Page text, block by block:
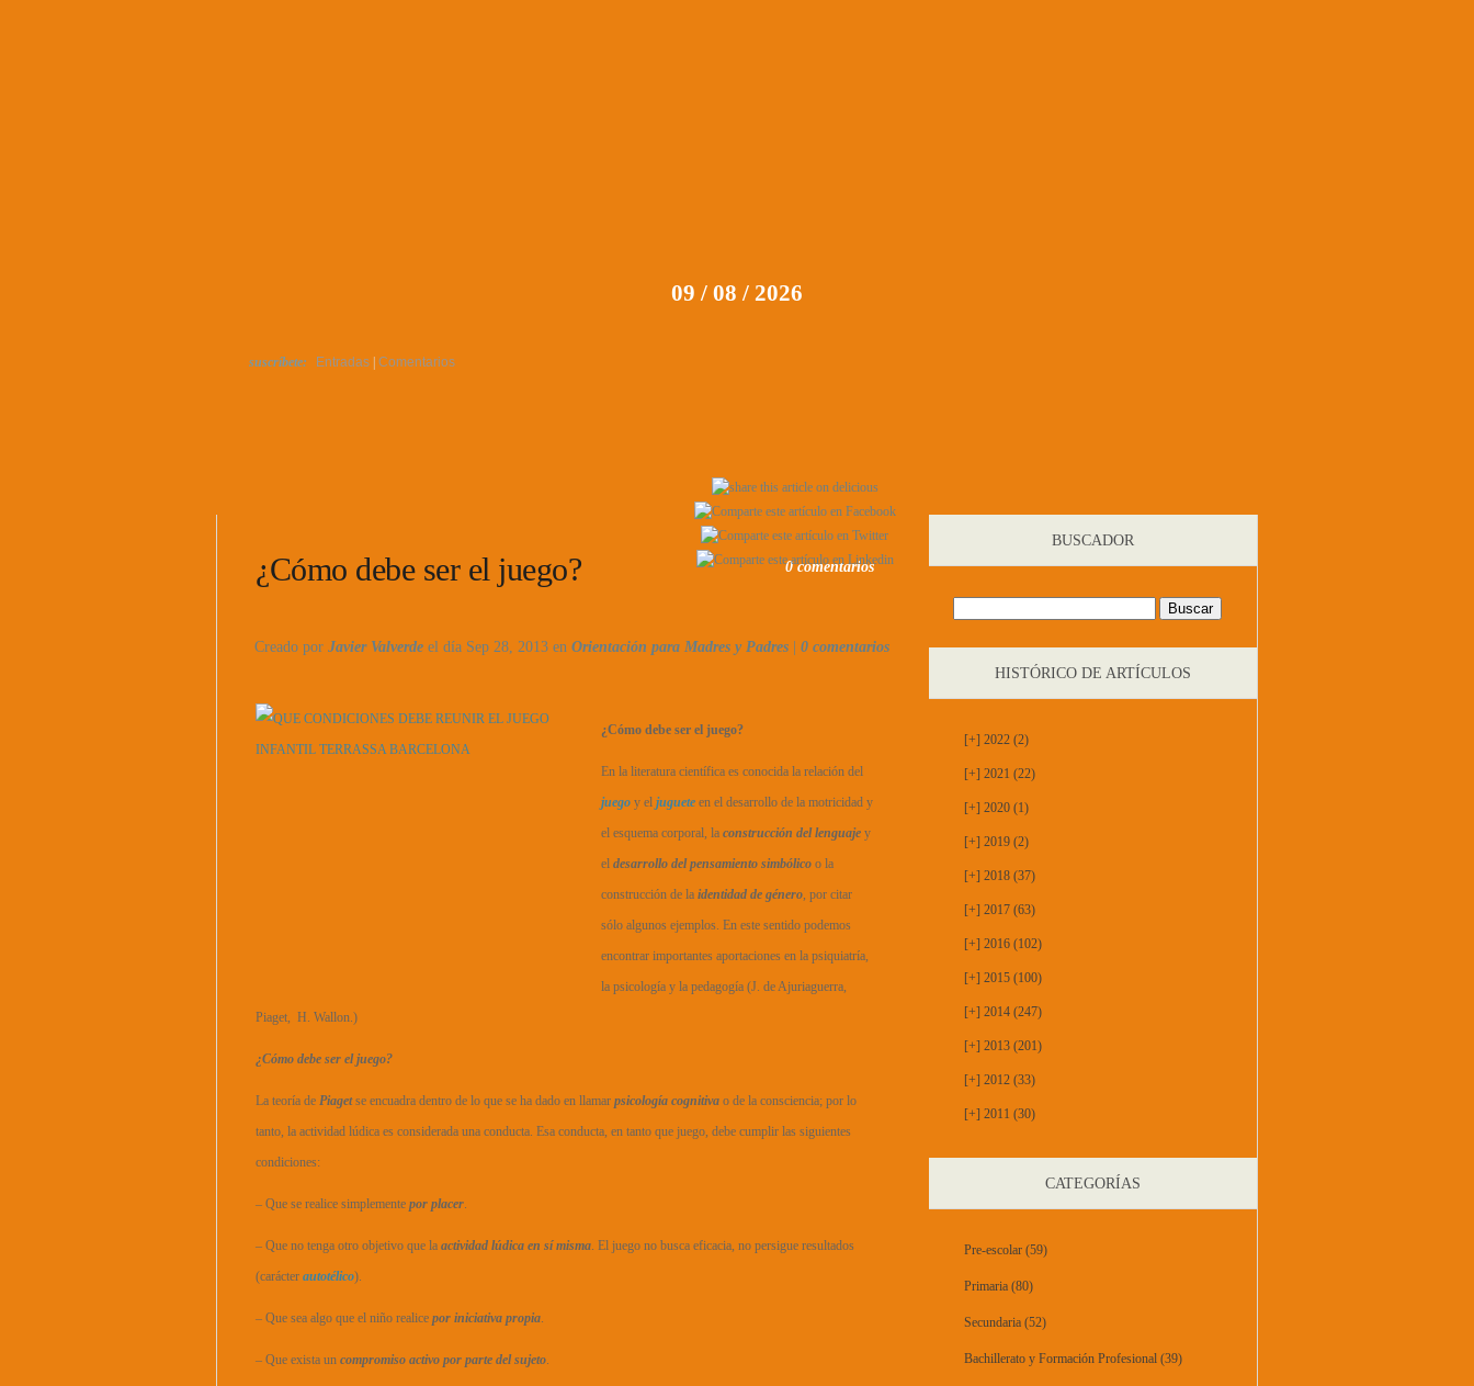
09 / 08 / 2026
suscríbete: Entradas Comentarios
¿Cómo debe ser el juego? 0 comentarios
Creado por Javier Valverde el día Sep 28, 2013 en Orientación para Madres y Padres 0 comentarios
¿Cómo debe ser el juego?
En la literatura científica es conocida la relación del
juego y el juguete en el desarrollo de la motricidad y
el esquema corporal, la construcción del lenguaje y
el desarrollo del pensamiento simbólico o la
construcción de la identidad de género, por citar
sólo algunos ejemplos. En este sentido podemos
encontrar importantes aportaciones en la psiquiatría,
la psicología y la pedagogía (J. de Ajuriaguerra,
Piaget, H. Wallon.)
¿Cómo debe ser el juego?
La teoría de Piaget se encuadra dentro de lo que se ha dado en llamar psicología cognitiva o de la consciencia; por lo
tanto, la actividad lúdica es considerada una conducta. Esa conducta, en tanto que juego, debe cumplir las siguientes
condiciones:
– Que se realice simplemente por placer.
– Que no tenga otro objetivo que la actividad lúdica en sí misma. El juego no busca eficacia, no persigue resultados
(carácter autotélico).
– Que sea algo que el niño realice por iniciativa propia.
– Que exista un compromiso activo por parte del sujeto.
BUSCADOR
HISTÓRICO DE ARTÍCULOS
[+] 2022 (2)
[+] 2021 (22)
[+] 2020 (1)
[+] 2019 (2)
[+] 2018 (37)
[+] 2017 (63)
[+] 2016 (102)
[+] 2015 (100)
[+] 2014 (247)
[+] 2013 (201)
[+] 2012 (33)
[+] 2011 (30)
CATEGORÍAS
Pre-escolar (59)
Primaria (80)
Secundaria (52)
Bachillerato y Formación Profesional (39)